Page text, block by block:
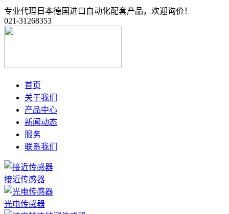
专业代理日本德国进口自动化配套产品，欢迎询价！
021-31268353
首页
关于我们
产品中心
新闻动态
服务
联系我们
接近传感器
光电传感器